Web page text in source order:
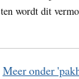
wordt dit
Meer onder